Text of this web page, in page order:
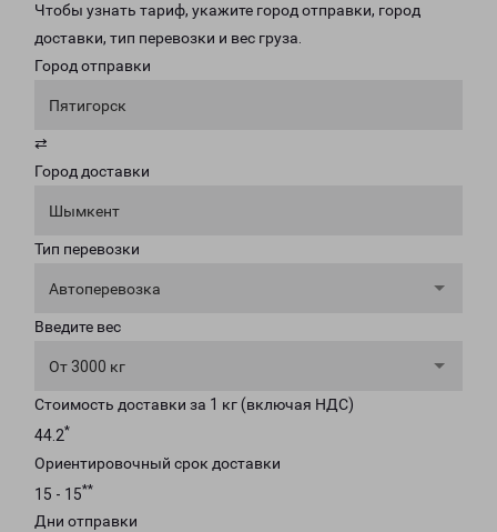
Чтобы узнать тариф, укажите город отправки, город
доставки, тип перевозки и вес груза.
Город отправки
Пятигорск
⇄
Город доставки
Шымкент
Тип перевозки
Автоперевозка
Введите вес
От 3000 кг
Стоимость доставки за 1 кг (включая НДС)
44.2*
Ориентировочный срок доставки
15 - 15**
Дни отправки